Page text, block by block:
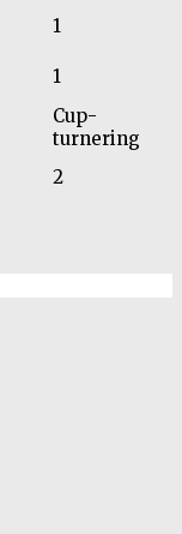
1
1
Cup-
turnering
2